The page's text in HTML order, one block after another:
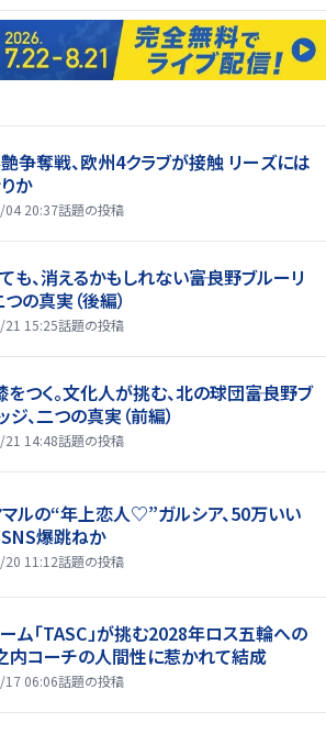
争奪戦、欧州4クラブが接触 リーズには
か
20:37話題の投稿
も、消えるかもしれない――富良野ブルーリ
つの真実（後編）
15:25話題の投稿
をつく。文化人が挑む、北の球団――富良野ブ
ジ、二つの真実（前編）
14:48話題の投稿
ルの“年上恋人♡”ガルシア、50万いい
爆跳ねか
11:12話題の投稿
ム「TASC」が挑む2028年ロス五輪への
内コーチの人間性に惹かれて結成
06:06話題の投稿